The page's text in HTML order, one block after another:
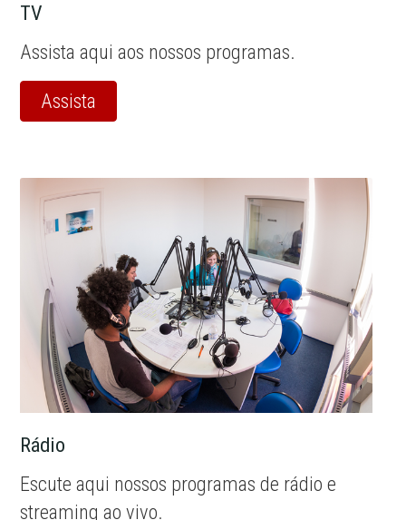
TV
Assista aqui aos nossos programas.
Assista
Rádio
Escute aqui nossos programas de rádio e
streaming ao vivo.